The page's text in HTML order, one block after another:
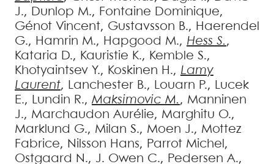
J., Dunlop M., Fontaine Dominique,
Génot Vincent, Gustavsson B., Haerendel
G., Hamrin M., Hapgood M., Hess S.,
Kataria D., Kauristie K., Kemble S.,
Khotyaintsev Y., Koskinen H., Lamy
Laurent, Lanchester B., Louarn P., Lucek
E., Lundin R., Maksimovic M., Manninen
J., Marchaudon Aurélie, Marghitu O.,
Marklund G., Milan S., Moen J., Mottez
Fabrice, Nilsson Hans, Parrot Michel ,
Ostgaard
N., J. Owen C., Pedersen A.,